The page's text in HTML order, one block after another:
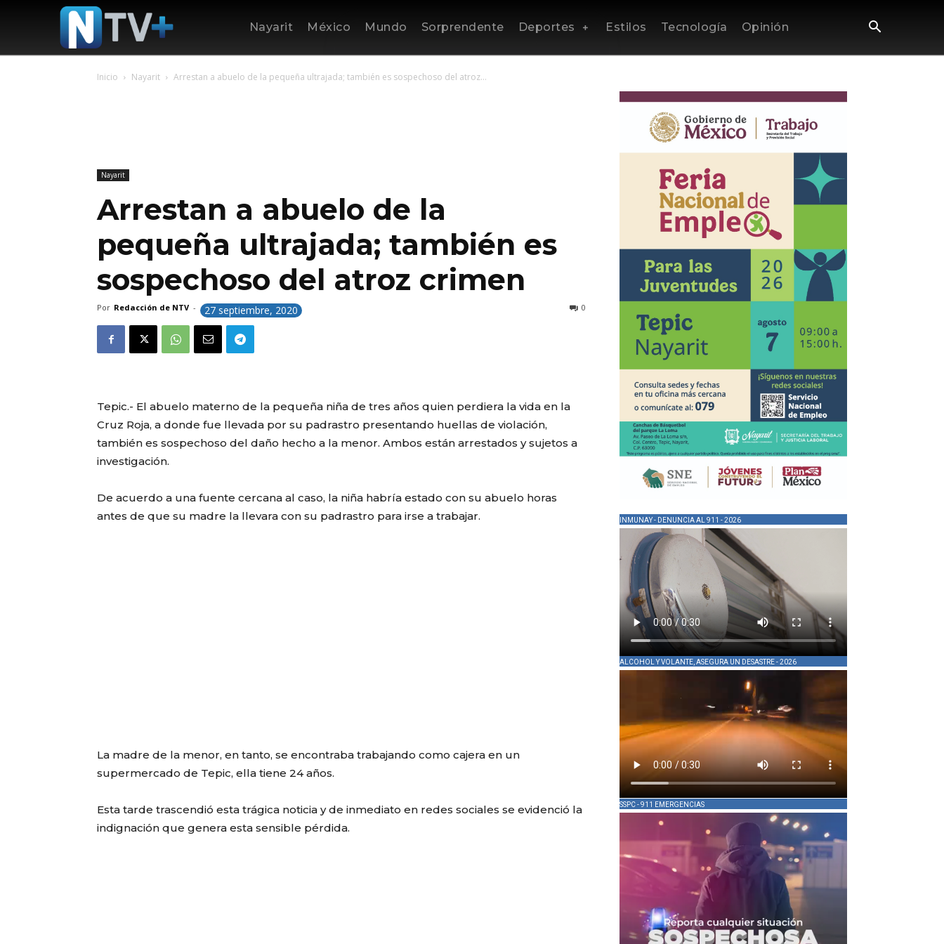
Nayarit México Mundo Sorprendente Deportes Estilos Tecnología Opinión
Inicio Nayarit Arrestan a abuelo de la pequeña ultrajada; también es sospechoso del atroz...
Nayarit
Arrestan a abuelo de la
pequeña ultrajada; también es
sospechoso del atroz crimen
Por Redacción de NTV - 27 septiembre, 2020 0
Tepic.- El abuelo materno de la pequeña niña de tres años quien perdiera la vida en la
Cruz Roja, a donde fue llevada por su padrastro presentando huellas de violación,
también es sospechoso del daño hecho a la menor. Ambos están arrestados y sujetos a
investigación.
De acuerdo a una fuente cercana al caso, la niña habría estado con su abuelo horas
antes de que su madre la llevara con su padrastro para irse a trabajar.
La madre de la menor, en tanto, se encontraba trabajando como cajera en un
supermercado de Tepic, ella tiene 24 años.
Esta tarde trascendió esta trágica noticia y de inmediato en redes sociales se evidenció la
indignación que genera esta sensible pérdida.
INMUNAY - DENUNCIA AL 911 - 2026
ALCOHOL Y VOLANTE, ASEGURA UN DESASTRE - 2026
SSPC - 911 EMERGENCIAS